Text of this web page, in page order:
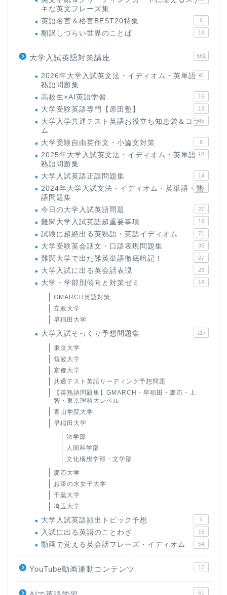
キな英文フレーズ集
英語名言＆格言BEST20特集 6
翻訳しづらい世界のことば 18
大学入試英語対策講座 661
2026年大学入試英文法・イディオム・英単語・
熟語問題集
11
高校生×AI英語学習 16
大学受験英語専門【原田塾】 13
大学入学共通テスト英語お役立ち知恵袋＆コラ
ム
45
大学受験自由英作文・小論文対策 8
2025年大学入試英文法・イディオム・英単語・
熟語問題集
18
大学入試英語正誤問題集 14
2024年大学入試文法・イディオム・英単語・熟
語問題集
15
今日の大学入試英語問題 27
難関大学入試英語超重要事項 19
試験に超絶出る英熟語・英語イディオム 71
大学受験英会話文・口語表現問題集 35
難関大学で出た難英単語徹底暗記！ 27
大学入試に出る英会話表現 29
大学・学部別傾向と対策ゼミ 18
GMARCH英語対策
立教大学
早稲田大学
大学入試そっくり予想問題集 117
東京大学
筑波大学
京都大学
共通テスト英語リーディング予想問題
【英熟語問題集】GMARCH・早稲田・慶応・上
智・東京理科大レベル
青山学院大学
早稲田大学
法学部
人間科学部
文化構想学部・文学部
慶応大学
お茶の水女子大学
千葉大学
埼玉大学
大学入試英語頻出トピック予想 4
入試に出る英語のことわざ 16
動画で覚える英会話フレーズ・イディオム 54
YouTube動画連動コンテンツ 17
61